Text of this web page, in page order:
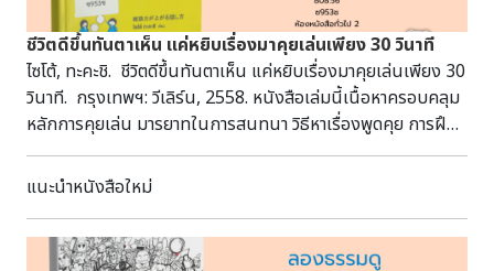
ชีวิตดีขึ้นทันตาเห็น แค่หยิบเรื่องมาคุยเล่นเพียง 30 วินาที
ไซโต้, ทะคะชิ. ชีวิตดีขึ้นทันตาเห็น แค่หยิบเรื่องมาคุยเล่นเพียง 30
วินาที. กรุงเทพฯ: วีเลิร์น, 2558. หนังสือเล่มนี้เนื้อหาครอบคลุม
หลักการคุยเล่น มารยาทในการสนทนา วิธีหาเรื่องพูดคุย การฝึก
ทักษะการสื่อสาร รวมถึงการนำเทคนิคการคุยเล่นไปประยุกต์ใช้
ในชีวิตการทำงานและการเข้าสังคม เพื่อให้การพูดคุยเป็นไปอย่าง
สร้างความสัมพันธ์และลดความอึดอัดในการสื่อสาร 808.56
ซ953ช ห้องหนังสือทั่วไป 2
แนะนำหนังสือใหม่